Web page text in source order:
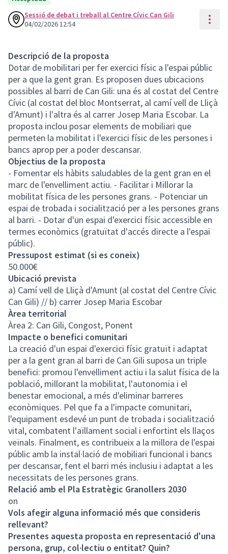
Sessió de debat i treball al Centre Cívic Can Gili
04/02/2026 12:54
Descripció de la proposta
Dotar de mobilitari per fer exercici físic a l'espai públic
per a que la gent gran. Es proposen dues ubicacions
possibles al barri de Can Gili: una és al costat del Centre
Cívic (al costat del bloc Montserrat, al camí vell de Lliçà
d'Amunt) i l'altra és al carrer Josep Maria Escobar. La
proposta inclou posar elements de mobiliari que
permeten la mobilitat i l'exercici físic de les persones i
bancs aprop per a poder descansar.
Objectius de la proposta
- Fomentar els hàbits saludables de la gent gran en el
marc de l'envelliment actiu. - Facilitar i Millorar la
mobilitat física de les persones grans. - Potenciar un
espai de trobada i socialització per a les persones grans
al barri. - Dotar d'un espai d'exercici físic accessible en
termes econòmics (gratuïtat d'accés directe a l'espai
públic).
Pressupost estimat (si es coneix)
50.000€
Ubicació prevista
a) Camí vell de Lliçà d'Amunt (al costat del Centre Cívic
Can Gili) // b) carrer Josep Maria Escobar
Àrea territorial
Àrea 2: Can Gili, Congost, Ponent
Impacte o benefici comunitari
La creació d'un espai d'exercici físic gratuït i adaptat
per a la gent gran al barri de Can Gili suposa un triple
benefici: promou l'envelliment actiu i la salut física de la
població, millorant la mobilitat, l'autonomia i el
benestar emocional, a més d'eliminar barreres
econòmiques. Pel que fa a l'impacte comunitari,
l'equipament esdevé un punt de trobada i socialització
vital, combatent l'aïllament social i enfortint els llaços
veïnals. Finalment, es contribueix a la millora de l'espai
públic amb la instal·lació de mobiliari funcional i bancs
per descansar, fent el barri més inclusiu i adaptat a les
necessitats de les persones grans.
Relació amb el Pla Estratègic Granollers 2030
on
Vols afegir alguna informació més que consideris
rellevant?
Presentes aquesta proposta en representació d'una
persona, grup, col·lectiu o entitat? Quin?